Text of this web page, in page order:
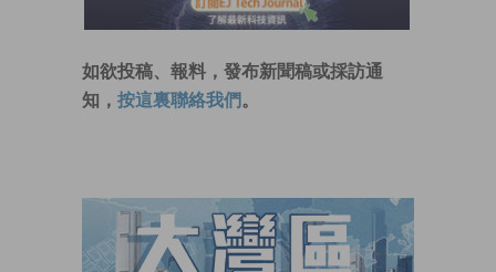
如欲投稿、報料，發布新聞稿或採訪通
知， 按這裏聯絡我們 。